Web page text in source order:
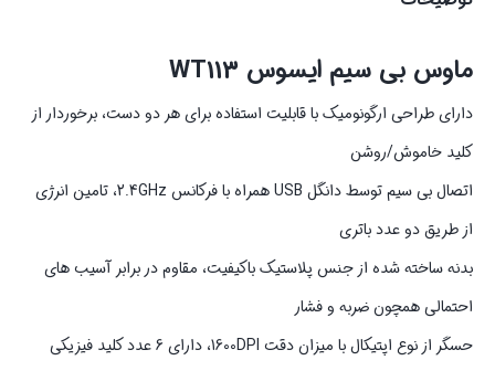
ماوس بی سیم ایسوس WT113
دارای طراحی ارگونومیک با قابلیت استفاده برای هر دو دست، برخوردار از
کلید خاموش/روشن
اتصال بی سیم توسط دانگل USB همراه با فرکانس 2.4GHz، تامین انرژی
از طریق دو عدد باتری
بدنه ساخته شده از جنس پلاستیک باکیفیت، مقاوم در برابر آسیب های
احتمالی همچون ضربه و فشار
حسگر از نوع اپتیکال با میزان دقت 1600DPI، دارای 6 عدد کلید فیزیکی